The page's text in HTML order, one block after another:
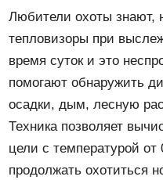
Любители охоты знают,
тепловизоры при
время суток и это
помогают обнаружить
осадки, дым, лесную
Техника позволяет
цели с температурой
продолжать охотиться